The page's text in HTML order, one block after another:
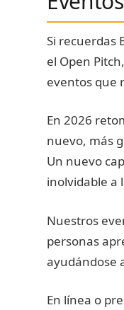
Si recuerdas
el Open
eventos que
En 2026
nuevo, más
Un nuevo
inolvidable a
Nuestros
personas
ayudándose
En línea o